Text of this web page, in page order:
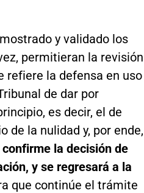
y validado los
permitieran la revisión
refiere la defensa en uso
de dar por
es decir, el de
de la nulidad y, por ende,
confirme la decisión de
y se regresará a la
que continúe el trámite